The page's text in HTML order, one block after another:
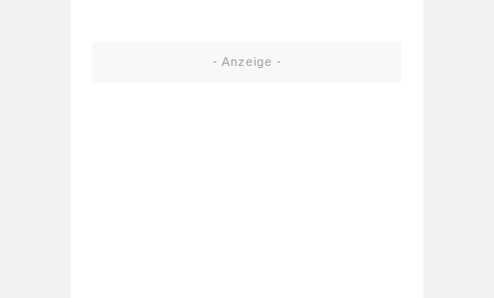
- Anzeige -